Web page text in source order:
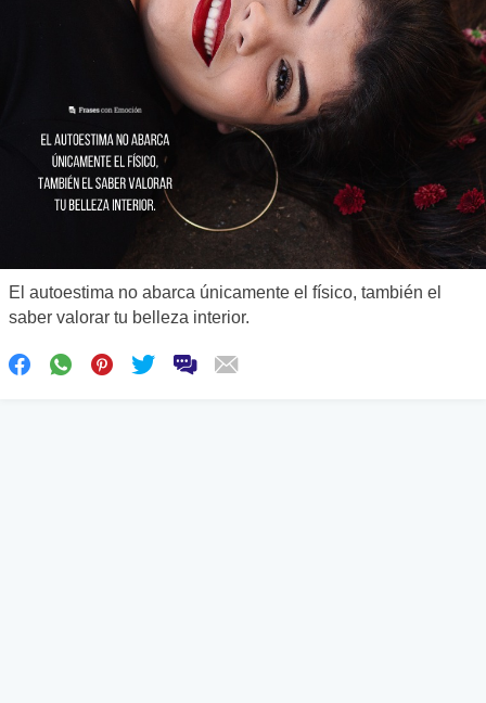
El autoestima no abarca únicamente el físico, también el
saber valorar tu belleza interior.